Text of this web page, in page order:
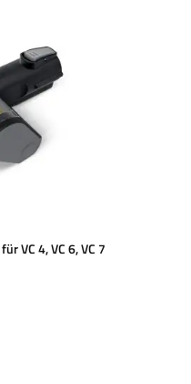
VC 4, VC 6, VC 7